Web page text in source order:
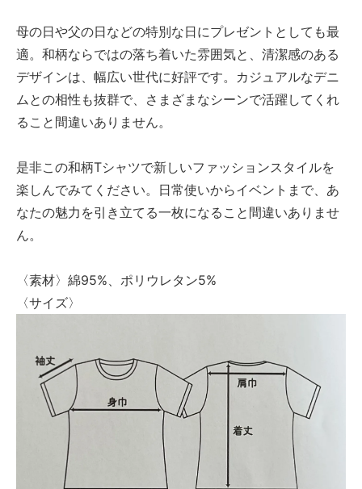
母の日や父の日などの特別な日にプレゼントとしても最
適。和柄ならではの落ち着いた雰囲気と、清潔感のある
デザインは、幅広い世代に好評です。カジュアルなデニ
ムとの相性も抜群で、さまざまなシーンで活躍してくれ
ること間違いありません。
是非この和柄Tシャツで新しいファッションスタイルを
楽しんでみてください。日常使いからイベントまで、あ
なたの魅力を引き立てる一枚になること間違いありませ
ん。
〈素材〉綿95%、ポリウレタン5%
〈サイズ〉